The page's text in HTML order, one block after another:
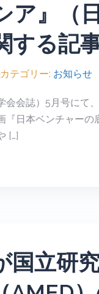
ア』（
する記
カテゴリー: お知らせ
会会誌）5月号に
『日本ベンチャー
[…]
国立研